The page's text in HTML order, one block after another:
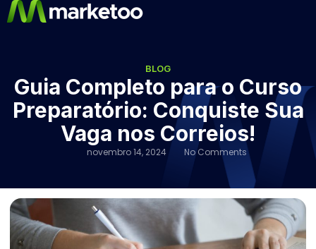
BLOG
Guia Completo para o Curso
Preparatório: Conquiste Sua
Vaga nos Correios!
novembro 14, 2024 No Comments